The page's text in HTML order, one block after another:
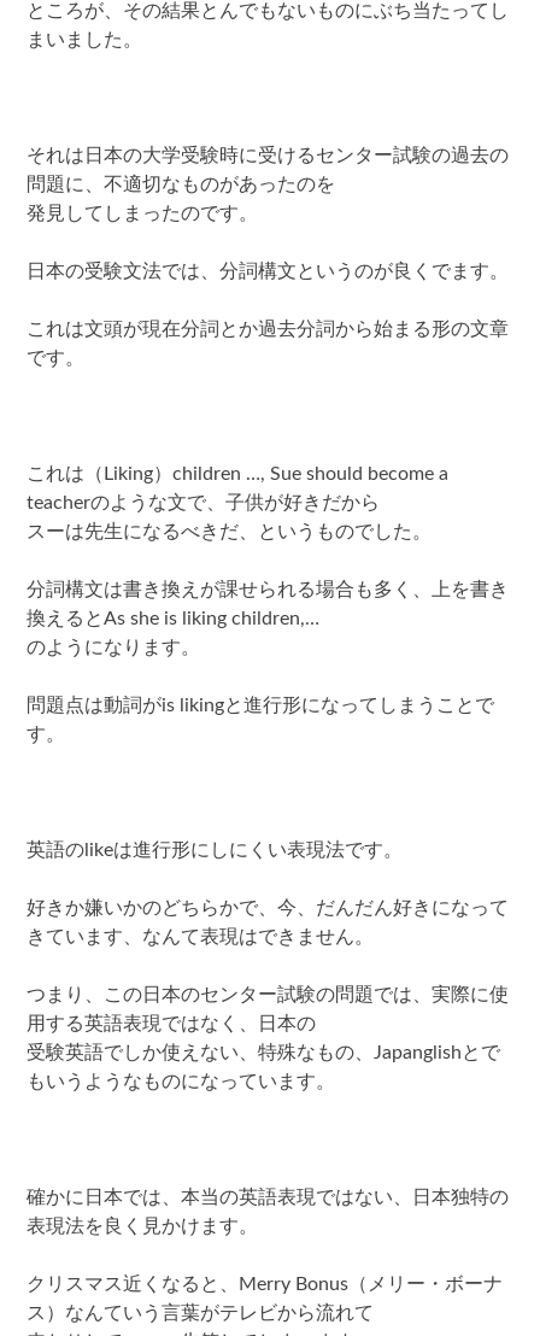
ところが、その結果とんでもないものにぶち当たってし
まいました。
それは日本の大学受験時に受けるセンター試験の過去の
問題に、不適切なものがあったのを
発見してしまったのです。
日本の受験文法では、分詞構文というのが良くでます。
これは文頭が現在分詞とか過去分詞から始まる形の文章
です。
これは（Liking）children …, Sue should become a
teacherのような文で、子供が好きだから
スーは先生になるべきだ、というものでした。
分詞構文は書き換えが課せられる場合も多く、上を書き
換えるとAs she is liking children,…
のようになります。
問題点は動詞がis likingと進行形になってしまうことで
す。
英語のlikeは進行形にしにくい表現法です。
好きか嫌いかのどちらかで、今、だんだん好きになって
きています、なんて表現はできません。
つまり、この日本のセンター試験の問題では、実際に使
用する英語表現ではなく、日本の
受験英語でしか使えない、特殊なもの、Japanglishとで
もいうようなものになっています。
確かに日本では、本当の英語表現ではない、日本独特の
表現法を良く見かけます。
クリスマス近くなると、Merry Bonus（メリー・ボーナ
ス）なんていう言葉がテレビから流れて